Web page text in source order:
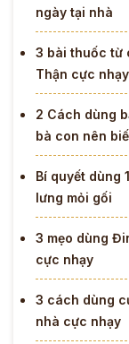
ngày tại nhà
3 bài thuốc từ
Thận cực nhạy
2 Cách dùng
bà con nên
Bí quyết dùng
lưng mỏi gối
3 mẹo dùng
cực nhạy
3 cách dùng
nhà cực nhạy